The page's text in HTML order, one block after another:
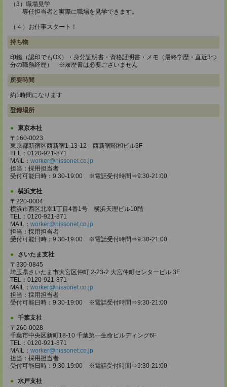
（3）職場見学
専任担当者と実際に職場を見学できます。
（４）お仕事スタート！
持ち物
印鑑（認印でもOK）・身分証明書・資格証明書・メモ（最終学歴・直近3つ
分の職務経歴） ※履歴書は必要ございません
所要時間
約1時間になります
登録場所
東京本社
〒160-0023
東京都新宿区西新宿1-13-12 西新宿昭和ビル3F
TEL：0120-921-871
MAIL： worker@nissonet.co.jp
担当：採用担当者
受付可能日時：9:30-19:00 ※電話受付時間⇒9:30-21:00
横浜支社
〒220-0004
横浜市西区北幸1丁目4番1号 横浜天理ビル10階
TEL：0120-921-871
MAIL： worker@nissonet.co.jp
担当：採用担当者
受付可能日時：9:30-19:00 ※電話受付時間⇒9:30-21:00
さいたま支社
〒330-0845
埼玉県さいたま市大宮区仲町 2-23-2 大宮仲町センタービル 3F
TEL：0120-921-871
MAIL： worker@nissonet.co.jp
担当：採用担当者
受付可能日時：9:30-19:00 ※電話受付時間⇒9:30-21:00
千葉支社
〒260-0028
千葉市中央区新町18-10 千葉第一生命ビルディング6F
TEL：0120-921-871
MAIL： worker@nissonet.co.jp
担当：採用担当者
受付可能日時：9:30-19:00 ※電話受付時間⇒9:30-21:00
水戸支社